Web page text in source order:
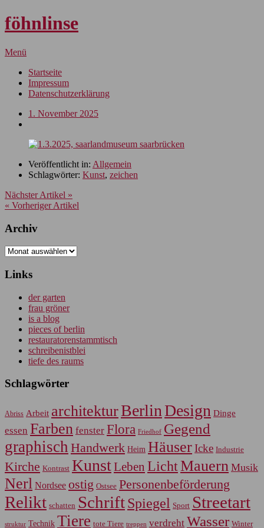
föhnlinse
Menü
Startseite
Impressum
Datenschutzerklärung
1. November 2025
Veröffentlicht in: Allgemein
Schlagwörter: Kunst, zeichen
Nächster Artikel »
« Vorheriger Artikel
Archiv
Archiv
Links
der garten
frau gröner
is a blog
pieces of berlin
restauratorenstammtisch
schreibenistblei
tiefe des raums
Schlagwörter
Abriss Arbeit architekturBerlin Design Dinge
essen Farben fenster Flora Friedhof Gegend
graphisch Handwerk Heim HäuserIcke Industrie
Kirche Kontrast KunstLeben LichtMauern Musik
Nerl Nordsee ostig Ostsee Personenbeförderung
Relikt schatten SchriftSpiegel Sport Streetart
struktur Technik Tiere tote Tiere treppen verdreht Wasser Winter